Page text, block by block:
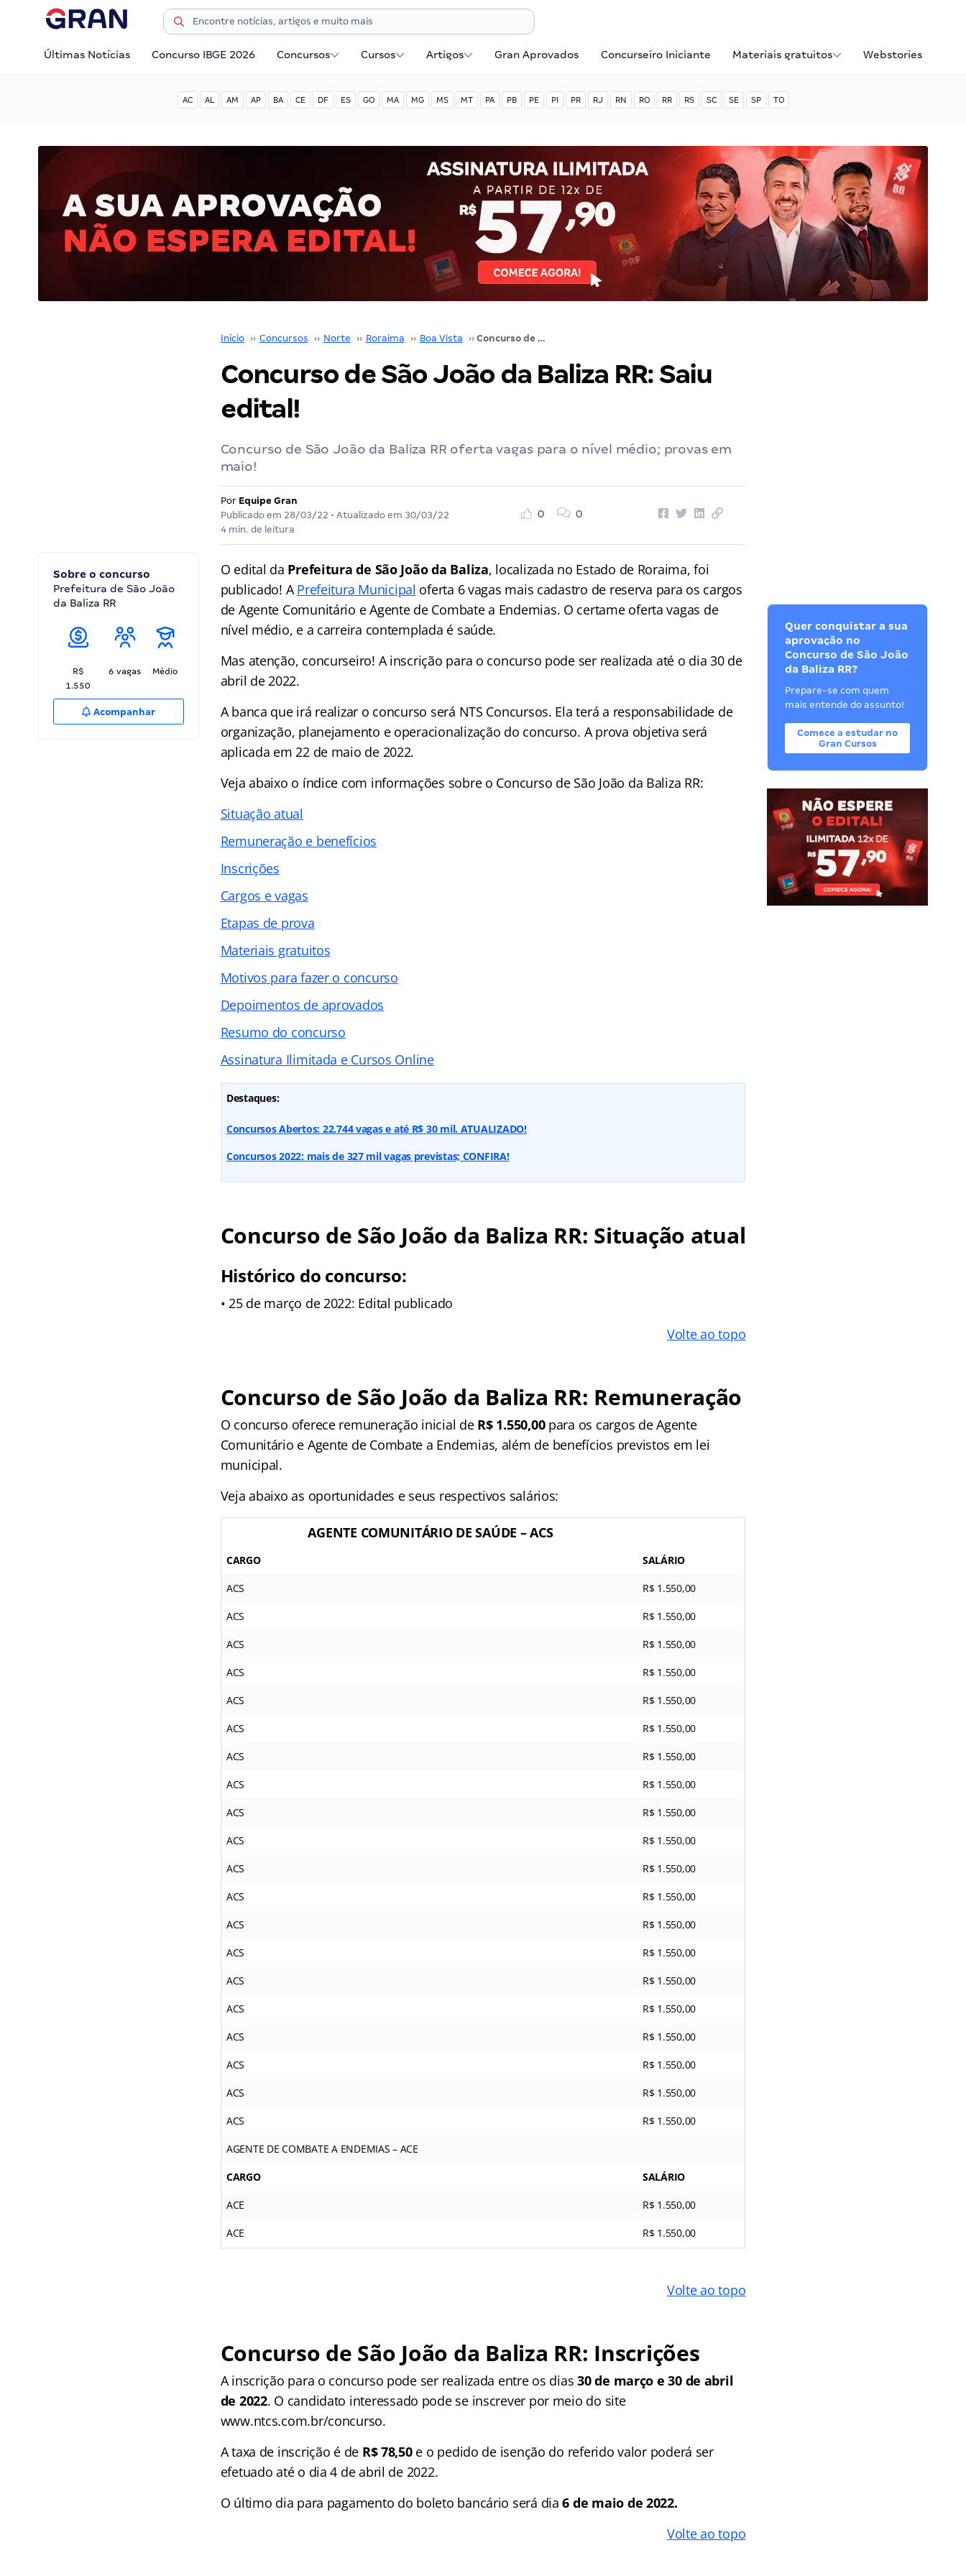
Últimas Notícias Concurso IBGE 2026 Concursos Cursos Artigos Gran Aprovados Concurseiro Iniciante Materiais gratuitos Webstories
AC AL AM AP BA CE DF ES GO MA MG MS MT PA PB PE PI PR RJ RN RO RR RS SC SE SP TO
Início ›› Concursos ›› Norte ›› Roraima ›› Boa Vista ›› Concurso de São João da Baliza RR: Saiu edital!
Concurso de São João da Baliza RR: Saiu
edital!
Concurso de São João da Baliza RR oferta vagas para o nível médio; provas em
maio!
Por Equipe Gran
Publicado em 28/03/22 • Atualizado em 30/03/22
4 min. de leitura
0 0
Sobre o concurso
Prefeitura de São João
da Baliza RR
R$
1.550
6 vagas Médio
Acompanhar
O edital da Prefeitura de São João da Baliza, localizada no Estado de Roraima, foi
publicado! APrefeitura Municipal oferta 6 vagas mais cadastro de reserva para os cargos
de Agente Comunitário e Agente de Combate a Endemias. O certame oferta vagas de
nível médio, e a carreira contemplada é saúde.
Mas atenção, concurseiro! A inscrição para o concurso pode ser realizada até o dia 30 de
abril de 2022.
A banca que irá realizar o concurso será NTS Concursos. Ela terá a responsabilidade de
organização, planejamento e operacionalização do concurso. A prova objetiva será
aplicada em 22 de maio de 2022.
Veja abaixo o índice com informações sobre o Concurso de São João da Baliza RR:
Situação atual
Remuneração e benefícios
Inscrições
Cargos e vagas
Etapas de prova
Materiais gratuitos
Motivos para fazer o concurso
Depoimentos de aprovados
Resumo do concurso
Assinatura Ilimitada e Cursos Online
Destaques:
Concursos Abertos: 22.744 vagas e até R$ 30 mil. ATUALIZADO!
Concursos 2022: mais de 327 mil vagas previstas; CONFIRA!
Concurso de São João da Baliza RR: Situação atual
Histórico do concurso:
• 25 de março de 2022: Edital publicado
Volte ao topo
Concurso de São João da Baliza RR: Remuneração
O concurso oferece remuneração inicial de R$ 1.550,00para os cargos de Agente
Comunitário e Agente de Combate a Endemias, além de benefícios previstos em lei
municipal.
Veja abaixo as oportunidades e seus respectivos salários:
AGENTE COMUNITÁRIO DE SAÚDE – ACS
CARGO SALÁRIO
ACS R$ 1.550,00
ACS R$ 1.550,00
ACS R$ 1.550,00
ACS R$ 1.550,00
ACS R$ 1.550,00
ACS R$ 1.550,00
ACS R$ 1.550,00
ACS R$ 1.550,00
ACS R$ 1.550,00
ACS R$ 1.550,00
ACS R$ 1.550,00
ACS R$ 1.550,00
ACS R$ 1.550,00
ACS R$ 1.550,00
ACS R$ 1.550,00
ACS R$ 1.550,00
ACS R$ 1.550,00
ACS R$ 1.550,00
ACS R$ 1.550,00
ACS R$ 1.550,00
AGENTE DE COMBATE A ENDEMIAS – ACE
CARGO SALÁRIO
ACE R$ 1.550,00
ACE R$ 1.550,00
Volte ao topo
Concurso de São João da Baliza RR: Inscrições
A inscrição para o concurso pode ser realizada entre os dias30 de março e 30 de abril
de 2022. O candidato interessado pode se inscrever por meio do site
www.ntcs.com.br/concurso.
A taxa de inscrição é de R$ 78,50e o pedido de isenção do referido valor poderá ser
efetuado até o dia 4 de abril de 2022.
O último dia para pagamento do boleto bancário será dia6 de maio de 2022.
Volte ao topo
Quer conquistar a sua
aprovação no
Concurso de São João
da Baliza RR?
Prepare-se com quem
mais entende do assunto!
Comece a estudar no
Gran Cursos